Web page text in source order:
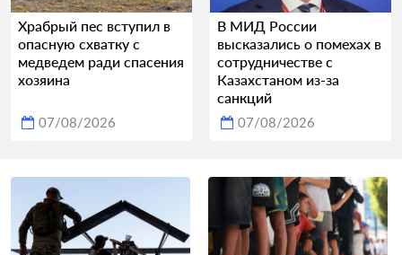
Храбрый пес вступил в
опасную схватку с
медведем ради спасения
хозяина
07/08/2026
В МИД России
высказались о помехах в
сотрудничестве с
Казахстаном из-за
санкций
07/08/2026